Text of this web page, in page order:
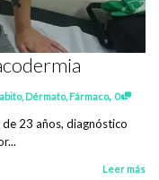
, Dérmato, Fármaco, 0
23 años, diagnóstico
Leer más